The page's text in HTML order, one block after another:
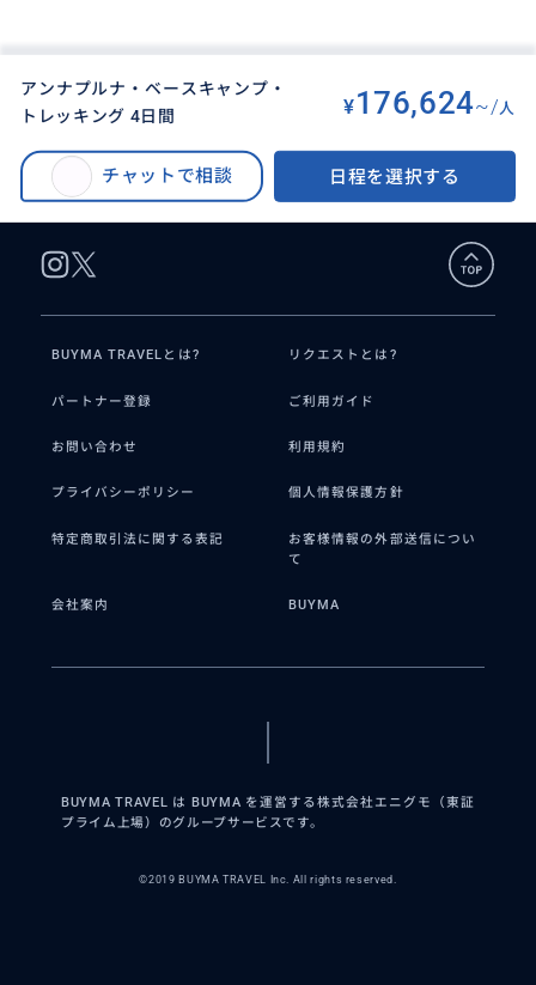
アンナプルナ・ベースキャンプ・
トレッキング 4日間
¥176,624~/ 人
チャットで相談 日程を選択する
アンナプルナ・ベースキャンプ・トレッキング 4日間
BUYMA TRAVELとは? リクエストとは?
パートナー登録 ご利用ガイド
お問い合わせ 利用規約
プライバシーポリシー 個人情報保護方針
特定商取引法に関する表記
お客様情報の外部送信につい
て
会社案内 BUYMA
BUYMA TRAVEL は BUYMA を運営する株式会社エニグモ（東証
プライム上場）のグループサービスです。
©2019 BUYMA TRAVEL Inc. All rights reserved.